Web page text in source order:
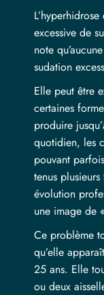
excessive de
note
sudation
Elle peut être
certaines
produire
quotidien, les
pouvant
tenus
évolution
une image de
Ce problème
qu’elle
25 ans. Elle
ou deux